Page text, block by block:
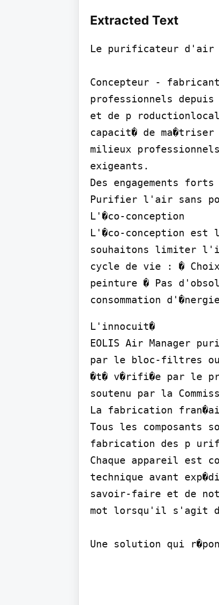
Extracted Text
Le purificateur d'air
Concepteur -
professionnels depuis
et de p
capacit� de
milieux
exigeants.
Des engagements
Purifier l'air sans
L'�co-conception
L'�co-conception est
souhaitons limiter
cycle de vie : �
peinture � Pas
consommation d'�nergie
L'innocuit�
EOLIS Air Manager
par le bloc-filtres ou
�t� v�rifi�e par le
soutenu par la
La fabrication
Tous les composants
fabrication des p
Chaque appareil est
technique avant
savoir-faire et de
mot lorsqu'il s'agit
Une solution qui